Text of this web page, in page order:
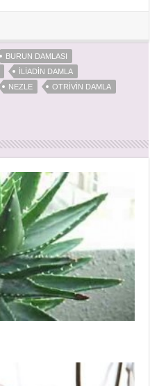
BURUN DAMLASI
ILIADIN DAMLA
NEZLE
OTRIVIN DAMLA